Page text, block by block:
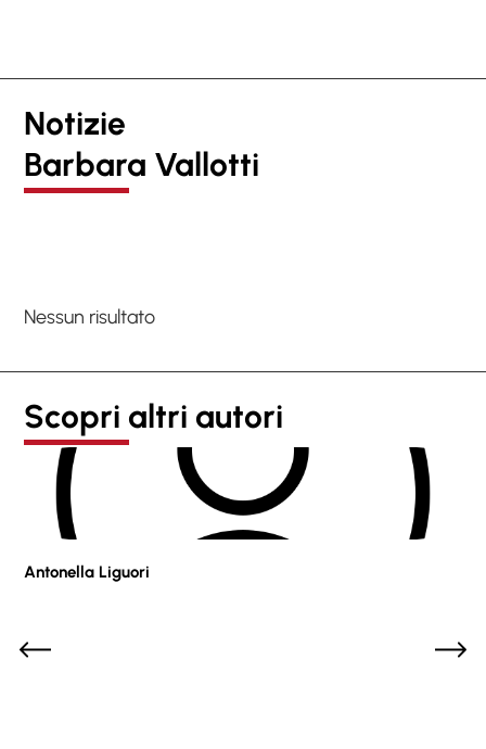
Notizie
Barbara Vallotti
Nessun risultato
Scopri altri autori
Antonella Liguori